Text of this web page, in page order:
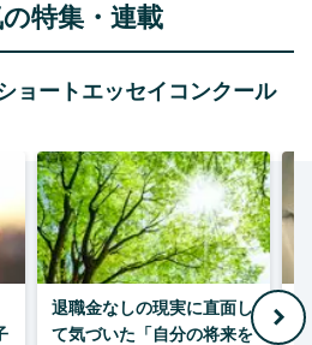
の特集・連載
ョートエッセイコンクール
退職金なしの現実に直面し
て気づいた「自分の将来を